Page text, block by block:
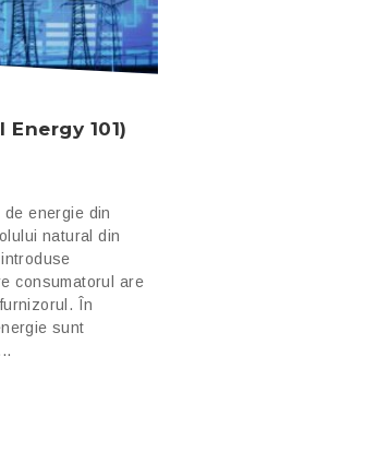
101)
energie din
natural din
consumatorul are
În
sunt